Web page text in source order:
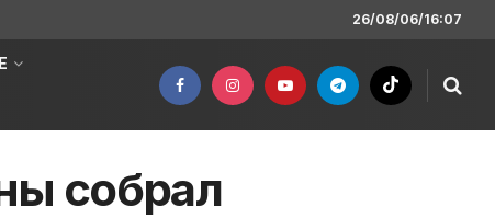
26/08/06/16:07
собрал